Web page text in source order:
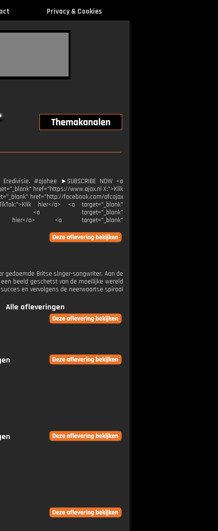
Privacy & Cookies
#ajahee ►SUBSCRIBE NOW <a
href="https://www.ajax.nl X:">Klik
href="http://facebook.com/afcajax
hier</a> <a target="_blank"
a> <a target="_blank"
hier</a> <a target="_blank"
gedoemde Britse singer-songwriter. Aan de
beeld geschetst van de moeilijke wereld
en vervolgens de neerwaartse spiraal
Alle afleveringen